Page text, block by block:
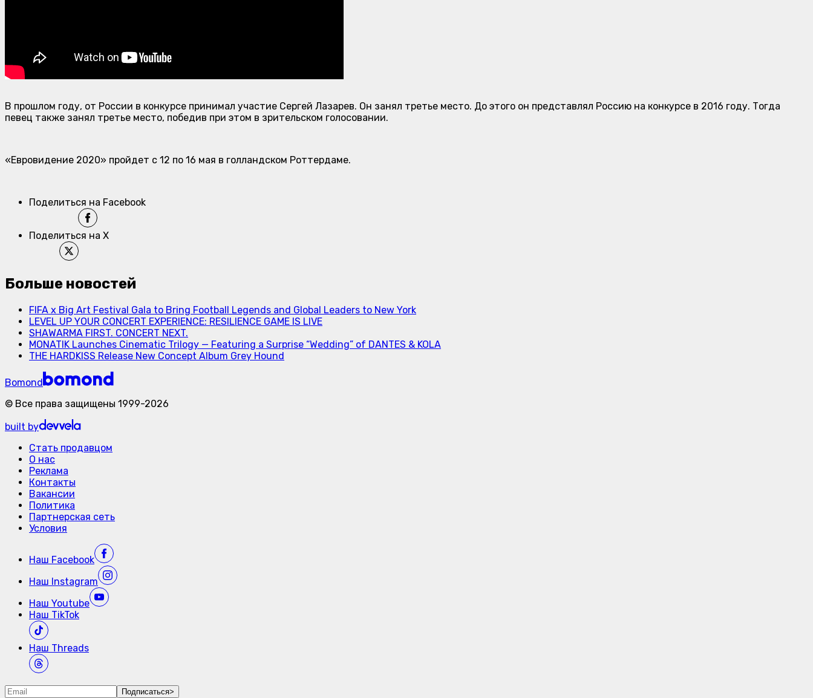
В прошлом году, от России в конкурсе принимал участие Сергей Лазарев. Он занял третье место. До этого он представлял Россию на конкурсе в 2016 году. Тогда
певец также занял третье место, победив при этом в зрительском голосовании.
«Евровидение 2020» пройдет с 12 по 16 мая в голландском Роттердаме.
Поделиться на Facebook
Поделиться на X
Больше новостей
FIFA x Big Art Festival Gala to Bring Football Legends and Global Leaders to New York
LEVEL UP YOUR CONCERT EXPERIENCE: RESILIENCE GAME IS LIVE
SHAWARMA FIRST. CONCERT NEXT.
MONATIK Launches Cinematic Trilogy — Featuring a Surprise “Wedding” of DANTES & KOLA
THE HARDKISS Release New Concept Album Grey Hound
Bomond
© Все права защищены 1999-2026
built by
Стать продавцом
О нас
Реклама
Контакты
Вакансии
Политика
Партнерская сеть
Условия
Наш Facebook
Наш Instagram
Наш Youtube
Наш TikTok
Наш Threads
Подписаться>